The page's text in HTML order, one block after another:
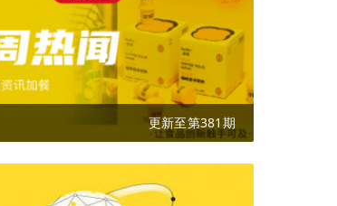
更新至第381期